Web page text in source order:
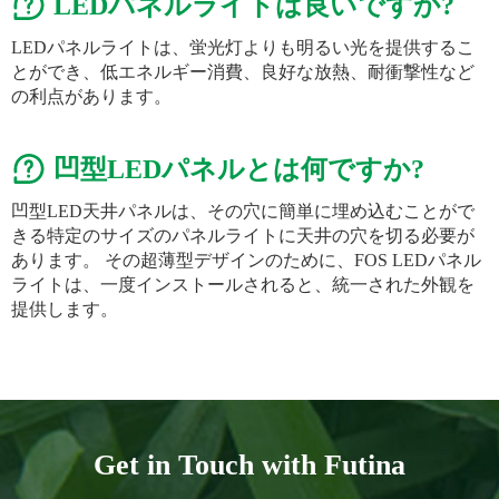
LEDパネルライトは、蛍光灯よりも明るい光を提供するこ
とができ、低エネルギー消費、良好な放熱、耐衝撃性など
の利点があります。
凹型LEDパネルとは何ですか?
凹型LED天井パネルは、その穴に簡単に埋め込むことがで
きる特定のサイズのパネルライトに天井の穴を切る必要が
あります。 その超薄型デザインのために、FOS LEDパネル
ライトは、一度インストールされると、統一された外観を
提供します。
Get in Touch with Futina